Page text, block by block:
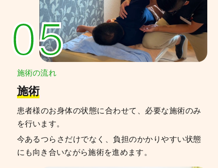
05
施術の流れ
施術
患者様のお身体の状態に合わせて、必要な施術のみ
を行います。
今あるつらさだけでなく、負担のかかりやすい状態
にも向き合いながら施術を進めます。